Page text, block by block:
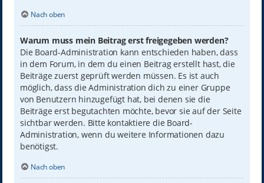
Nach oben
Warum muss mein Beitrag erst freigegeben werden?
Die Board-Administration kann entschieden haben, dass
in dem Forum, in dem du einen Beitrag erstellt hast, die
Beiträge zuerst geprüft werden müssen. Es ist auch
möglich, dass die Administration dich zu einer Gruppe
von Benutzern hinzugefügt hat, bei denen sie die
Beiträge erst begutachten möchte, bevor sie auf der Seite
sichtbar werden. Bitte kontaktiere die Board-
Administration, wenn du weitere Informationen dazu
benötigst.
Nach oben